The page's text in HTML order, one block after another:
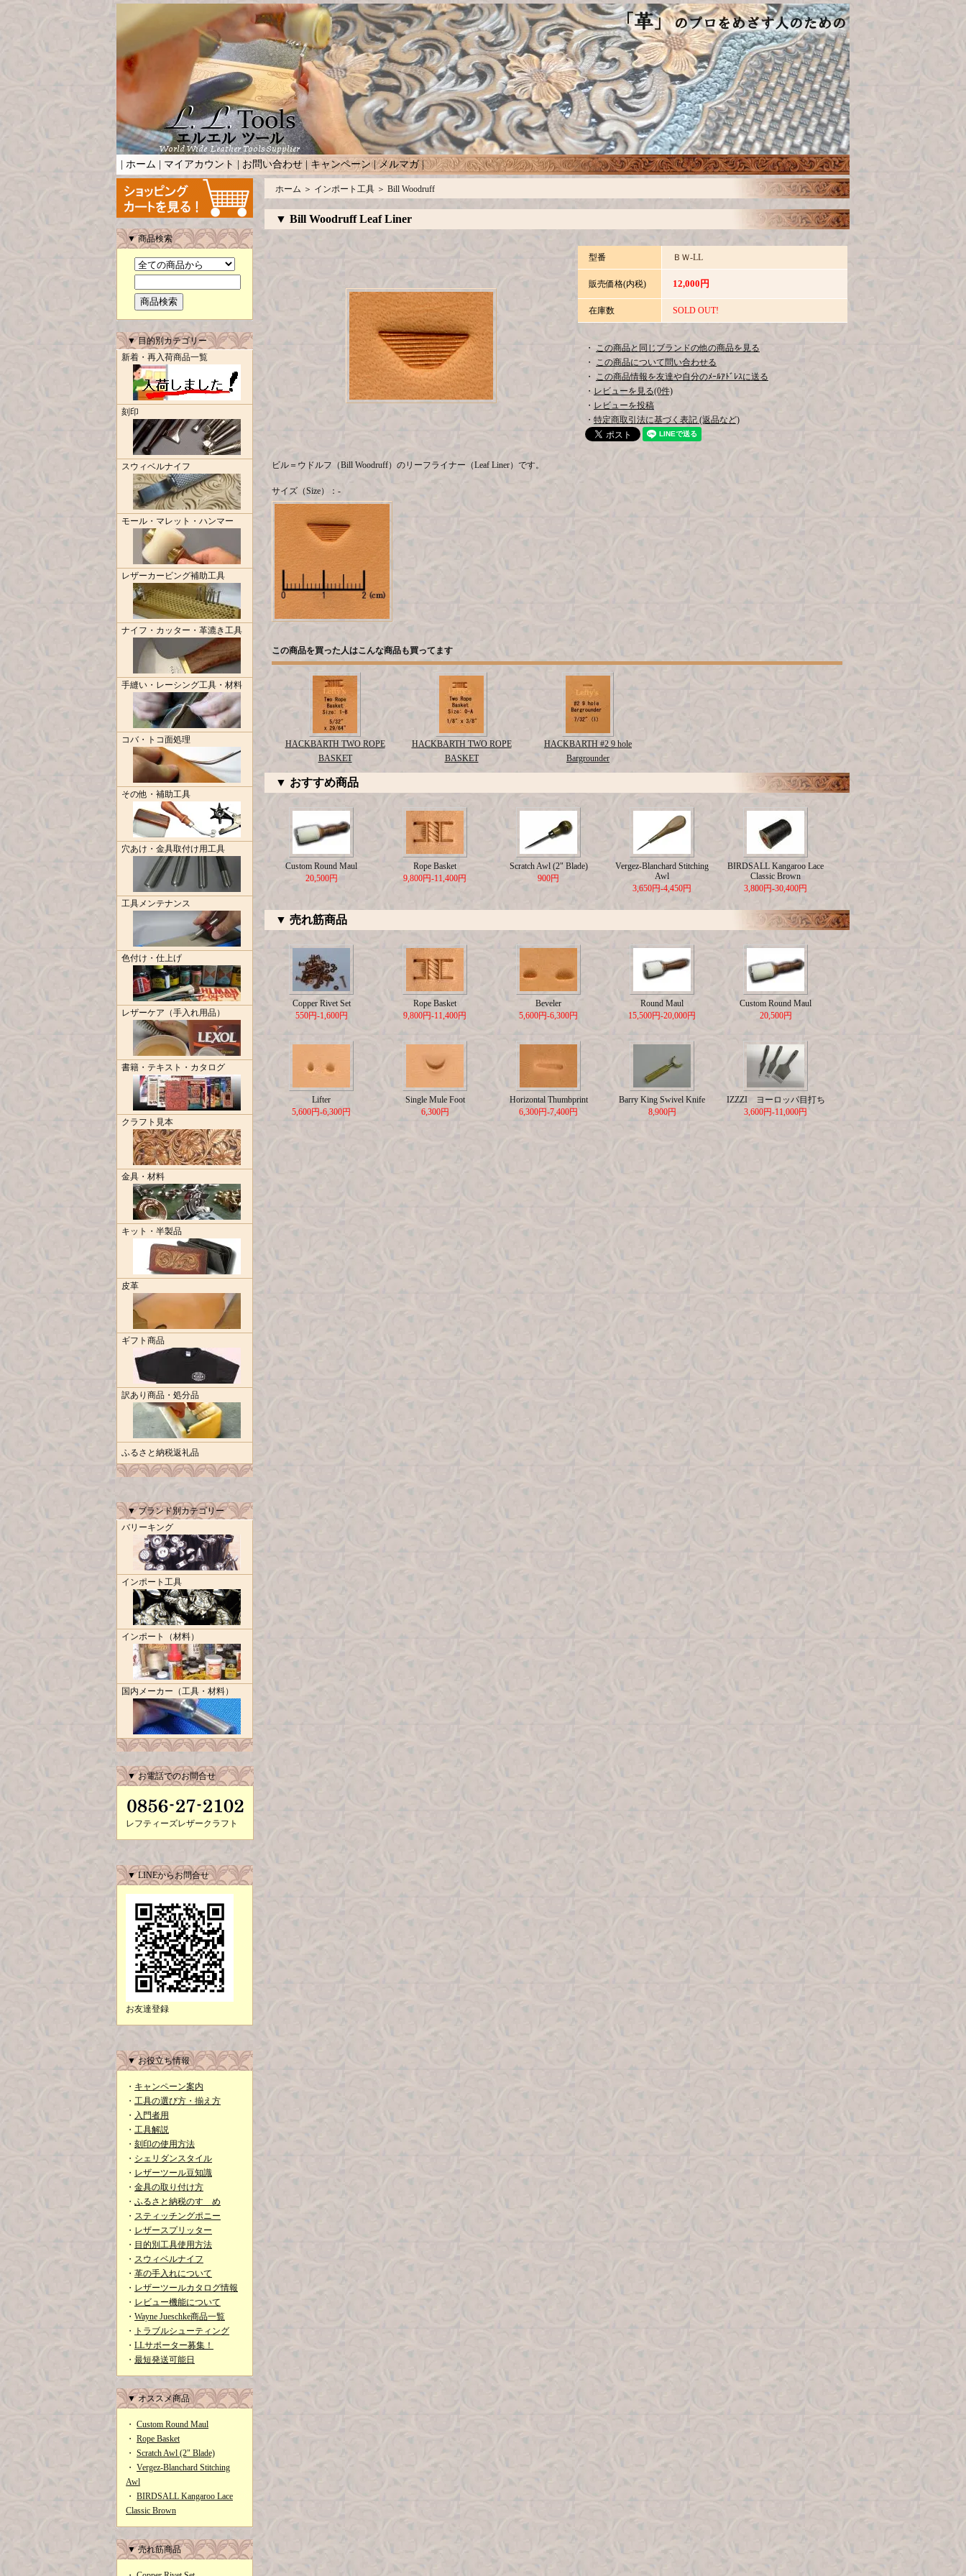
ホーム マイアカウント | お問い合わせ | キャンペーン|メルマガ|
▼ 商品検索
▼ 目的別カテゴリー
新着・再入荷商品一覧
刻印
スウィベルナイフ
モール・マレット・ハンマー
レザーカービング補助工具
ナイフ・カッター・革漉き工具
手縫い・レーシング工具・材料
コバ・トコ面処理
その他・補助工具
穴あけ・金具取付け用工具
工具メンテナンス
色付け・仕上げ
レザーケア（手入れ用品）
書籍・テキスト・カタログ
クラフト見本
金具・材料
キット・半製品
皮革
ギフト商品
訳あり商品・処分品
ふるさと納税返礼品
▼ ブランド別カテゴリー
バリーキング
インポート工具
インポート（材料）
国内メーカー（工具・材料）
▼ お電話でのお問合せ
レフティーズレザークラフト
▼ LINEからお問合せ
お友達登録
▼ お役立ち情報
・ キャンペーン案内
・ 工具の選び方・揃え方
・ 入門者用
・ 工具解説
・ 刻印の使用方法
・ シェリダンスタイル
・ レザーツール豆知識
・ 金具の取り付け方
・ ふるさと納税のすゝめ
・ スティッチングポニー
・ レザースプリッター
・ 目的別工具使用方法
・ スウィベルナイフ
・ 革の手入れについて
・ レザーツールカタログ情報
・ レビュー機能について
・ Wayne Jueschke商品一覧
・
トラブルシューティング
・ LLサポーター募集！
・ 最短発送可能日
▼ オススメ商品
・ Custom Round Maul
・ Rope Basket
・ Scratch Awl (2" Blade)
・ Vergez-Blanchard Stitching
Awl
・ BIRDSALL Kangaroo Lace
Classic Brown
▼ 売れ筋商品
ホーム ＞ インポート工具 ＞ Bill Woodruff
▼ Bill Woodruff Leaf Liner
型番 ＢＷ-LL
販売価格(内税) 12,000円
在庫数 SOLD OUT!
・ この商品と同じブランドの他の商品を見る
・ この商品について問い合わせる
・ この商品情報を友達や自分のﾒｰﾙｱﾄﾞﾚｽに送る
・ レビューを見る(0件)
・ レビューを投稿
・ 特定商取引法に基づく表記 (返品など)
ビル＝ウドルフ（Bill Woodruff）のリーフライナー（Leaf Liner）です。
サイズ（Size）：-
この商品を買った人はこんな商品も買ってます
HACKBARTH TWO ROPE
BASKET
HACKBARTH TWO ROPE
BASKET
HACKBARTH #2 9 hole
Bargrounder
▼ おすすめ商品
Custom Round Maul
20,500円
Rope Basket
9,800円-11,400円
Scratch Awl (2" Blade)
900円
Vergez-Blanchard Stitching
Awl
3,650円-4,450円
BIRDSALL Kangaroo Lace
Classic Brown
3,800円-30,400円
▼ 売れ筋商品
Copper Rivet Set
550円-1,600円
Rope Basket
9,800円-11,400円
Beveler
5,600円-6,300円
Round Maul
15,500円-20,000円
Custom Round Maul
20,500円
Lifter
5,600円-6,300円
Single Mule Foot
6,300円
Horizontal Thumbprint
6,300円-7,400円
Barry King Swivel Knife
8,900円
IZZZI ヨーロッパ目打ち
3,600円-11,000円